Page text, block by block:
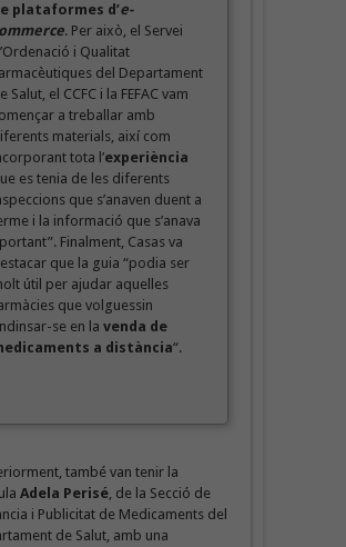
plataformes d’e-
. Per això, el Servei
i Qualitat
del Departament
Salut, el CCFC i la FEFAC vam
a treballar amb
materials, així com
tota l’experiència
es tenia de les diferents
que s’anaven duent a
i la informació que s’anava
Finalment, Casas va
que la guia “podia ser
útil per ajudar aquelles
que volguessin
se en la venda de
a distància“.
també van tenir la
Adela Perisé, de la Secció de
i Publicitat de Medicaments del
de Salut, amb una